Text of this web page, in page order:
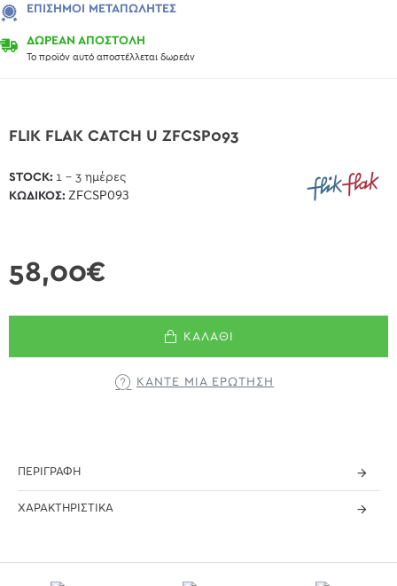
ΔΩΡΕΑΝ ΑΠΟΣΤΟΛΗ
Το προϊόν αυτό αποστέλλεται δωρεάν
ΕΠΊΣΗΜΟΙ ΜΕΤΑΠΩΛΗΤΈΣ
FLIK FLAK CATCH U ZFCSP093
58,00€
STOCK: 1 - 3 ημέρες
ΚΩΔΙΚΌΣ: ZFCSP093
ΚΑΛΆΘΙ
ΚΆΝΤΕ ΜΊΑ ΕΡΏΤΗΣΗ
ΠΕΡΙΓΡΑΦΉ
ΧΑΡΑΚΤΗΡΙΣΤΙΚΆ